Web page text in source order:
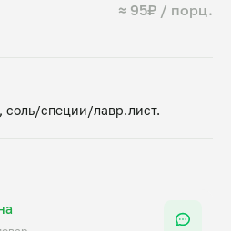
≈ 95₽ / порц.